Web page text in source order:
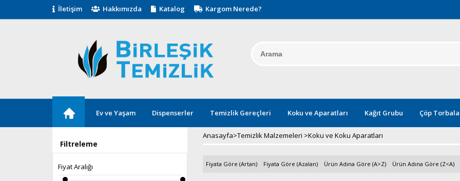
İletişim Hakkımızda Katalog Kargom Nerede?
Ev ve Yaşam Dispenserler Temizlik Gereçleri Koku ve Aparatları Kağıt Grubu Çöp
Filtreleme
Fiyat Aralığı
Anasayfa>Temizlik Malzemeleri >Koku ve Koku Aparatları
Fiyata Göre (Artan) Fiyata Göre (Azalan) Ürün Adına Göre (A>Z) Ürün Adına Göre (Z<A)